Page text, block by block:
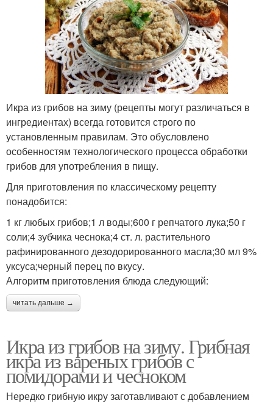
Икра из грибов на зиму (рецепты могут различаться в
ингредиентах) всегда готовится строго по
установленным правилам. Это обусловлено
особенностям технологического процесса обработки
грибов для употребления в пищу.
Для приготовления по классическому рецепту
понадобится:
1 кг любых грибов;1 л воды;600 г репчатого лука;50 г
соли;4 зубчика чеснока;4 ст. л. растительного
рафинированного дезодорированного масла;30 мл 9%
уксуса;черный перец по вкусу.
Алгоритм приготовления блюда следующий:
читать дальше →
Икра из грибов на зиму. Грибная
икра из вареных грибов с
помидорами и чесноком
Нередко грибную икру заготавливают с добавлением